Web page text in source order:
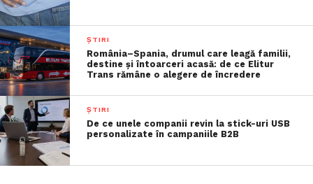
ȘTIRI
România–Spania, drumul care leagă familii,
destine și întoarceri acasă: de ce Elitur
Trans rămâne o alegere de încredere
ȘTIRI
De ce unele companii revin la stick-uri USB
personalizate în campaniile B2B